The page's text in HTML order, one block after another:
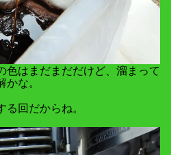
色はまだまだだけど、溜まって
な。
回だからね。